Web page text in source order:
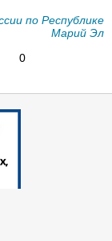
по Республике
Марий Эл
0